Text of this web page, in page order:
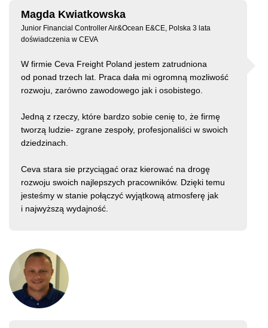
Magda Kwiatkowska
Junior Financial Controller Air&Ocean E&CE, Polska 3 lata
doświadczenia w CEVA
W firmie Ceva Freight Poland jestem zatrudniona
od ponad trzech lat. Praca dała mi ogromną mozliwość
rozwoju, zarówno zawodowego jak i osobistego.
Jedną z rzeczy, które bardzo sobie cenię to, że firmę
tworzą ludzie- zgrane zespoły, profesjonaliści w swoich
dziedzinach.
Ceva stara sie przyciągać oraz kierować na drogę
rozwoju swoich najlepszych pracowników. Dzięki temu
jesteśmy w stanie połączyć wyjątkową atmosferę jak
i najwyższą wydajność.